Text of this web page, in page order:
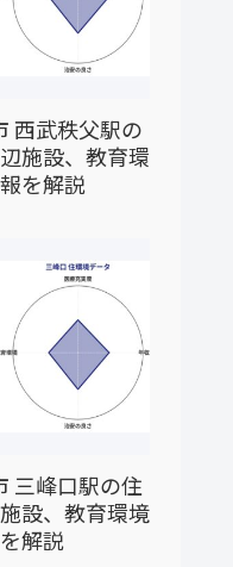
西武秩父駅の
施設、教育環
を解説
三峰口駅の住
設、教育環境
解説